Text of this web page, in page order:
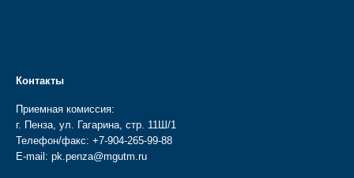
Контакты
Приемная комиссия:
г. Пенза, ул. Гагарина, стр. 11Ш/1
Телефон/факс: +7-904-265-99-88
E-mail: pk.penza@mgutm.ru